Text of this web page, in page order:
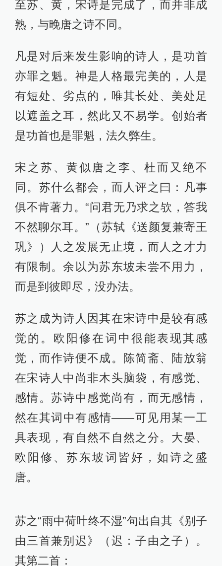
至苏、黄，宋诗是完成了，而并非成
熟，与晚唐之诗不同。
凡是对后来发生影响的诗人，是功首
亦罪之魁。神是人格最完美的，人是
有短处、劣点的，唯其长处、美处足
以遮盖之耳，然此又不易学。创始者
是功首也是罪魁，法久弊生。
宋之苏、黄似唐之李、杜而又绝不
同。苏什么都会，而人评之曰：凡事
俱不肯著力。“问君无乃求之欤，答我
不然聊尔耳。”（苏轼《送颜复兼寄王
巩》）人之发展无止境，而人之才力
有限制。余以为苏东坡未尝不用力，
而是到彼即尽，没办法。
苏之成为诗人因其在宋诗中是较有感
觉的。欧阳修在词中很能表现其感
觉，而作诗便不成。陈简斋、陆放翁
在宋诗人中尚非木头脑袋，有感觉、
感情。苏诗中感觉尚有，而无感情，
然在其词中有感情——可见用某一工
具表现，有自然不自然之分。大晏、
欧阳修、苏东坡词皆好，如诗之盛
唐。
苏之“雨中荷叶终不湿”句出自其《别子
由三首兼别迟》（迟：子由之子）。
其第二首：